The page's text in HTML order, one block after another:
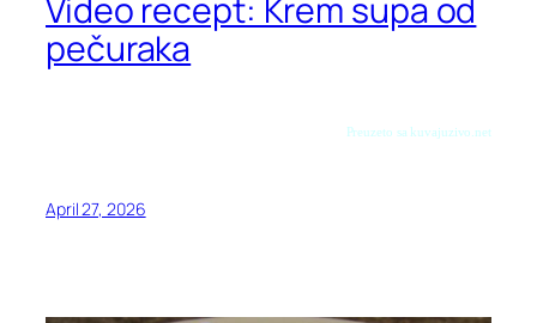
Video recept: Krem supa od
pečuraka
Preuzeto sa kuvajuzivo.net
April 27, 2026